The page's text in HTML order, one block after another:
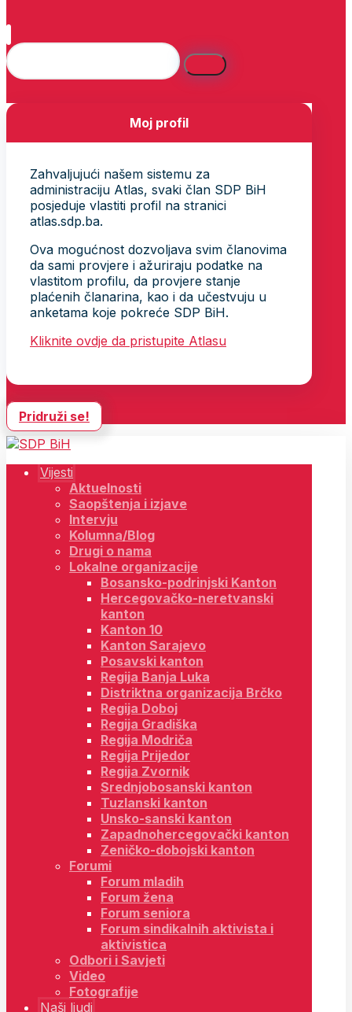
Moj profil
Zahvaljujući našem sistemu za
administraciju Atlas, svaki član SDP BiH
posjeduje vlastiti profil na stranici
atlas.sdp.ba.
Ova mogućnost dozvoljava svim članovima
da sami provjere i ažuriraju podatke na
vlastitom profilu, da provjere stanje
plaćenih članarina, kao i da učestvuju u
anketama koje pokreće SDP BiH.
Kliknite ovdje da pristupite Atlasu
Pridruži se!
Vijesti
Aktuelnosti
Saopštenja i izjave
Intervju
Kolumna/Blog
Drugi o nama
Lokalne organizacije
Bosansko-podrinjski Kanton
Hercegovačko-neretvanski
kanton
Kanton 10
Kanton Sarajevo
Posavski kanton
Regija Banja Luka
Distriktna organizacija Brčko
Regija Doboj
Regija Gradiška
Regija Modriča
Regija Prijedor
Regija Zvornik
Srednjobosanski kanton
Tuzlanski kanton
Unsko-sanski kanton
Zapadnohercegovački kanton
Zeničko-dobojski kanton
Forumi
Forum mladih
Forum žena
Forum seniora
Forum sindikalnih aktivista i
aktivistica
Odbori i Savjeti
Video
Fotografije
Naši ljudi